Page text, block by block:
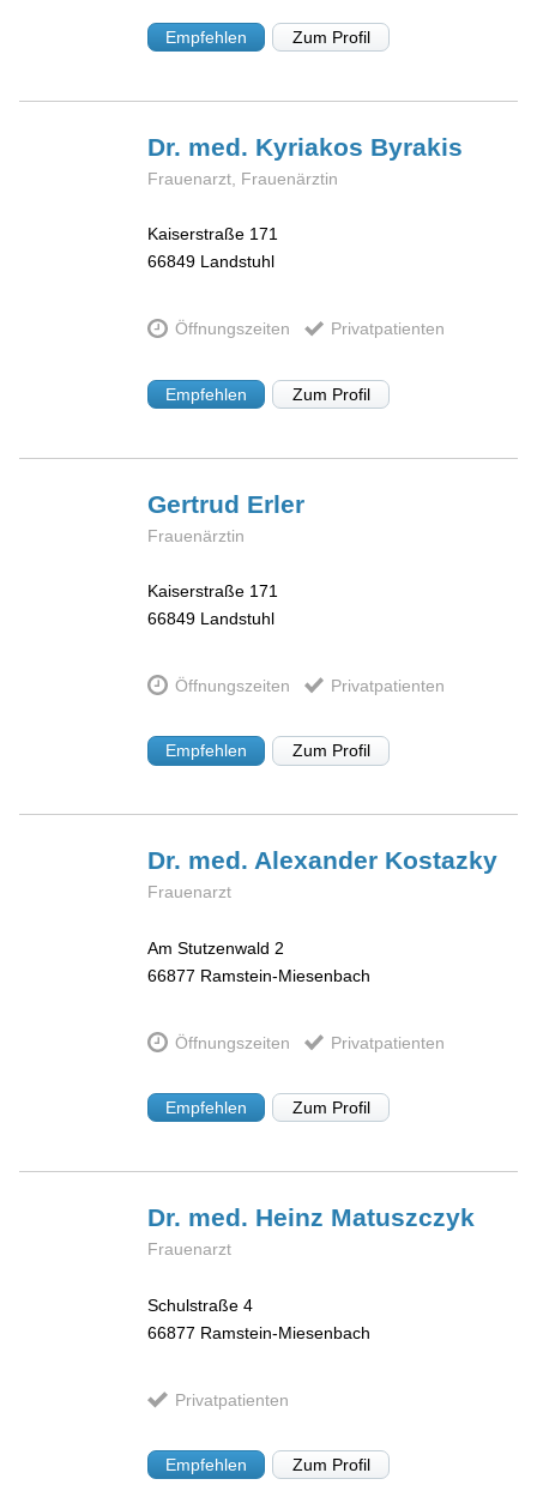
Empfehlen Zum Profil
Dr. med. Kyriakos Byrakis
Frauenarzt, Frauenärztin
Kaiserstraße 171
66849 Landstuhl
Öffnungszeiten Privatpatienten
Empfehlen Zum Profil
Gertrud Erler
Frauenärztin
Kaiserstraße 171
66849 Landstuhl
Öffnungszeiten Privatpatienten
Empfehlen Zum Profil
Dr. med. Alexander Kostazky
Frauenarzt
Am Stutzenwald 2
66877 Ramstein-Miesenbach
Öffnungszeiten Privatpatienten
Empfehlen Zum Profil
Dr. med. Heinz Matuszczyk
Frauenarzt
Schulstraße 4
66877 Ramstein-Miesenbach
Privatpatienten
Empfehlen Zum Profil